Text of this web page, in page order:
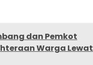
dan Pemkot
Warga Lewat